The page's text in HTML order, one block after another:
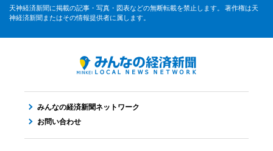
天神経済新聞に掲載の記事・写真・図表などの無断転載を禁止します。 著作権は天
神経済新聞またはその情報提供者に属します。
みんなの経済新聞ネットワーク
お問い合わせ